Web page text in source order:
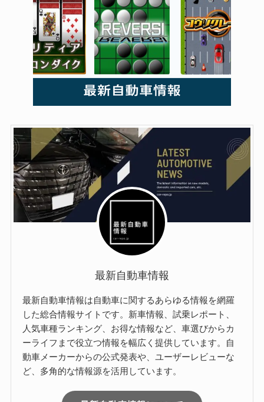
最新自動車情報
最新自動車情報は自動車に関するあらゆる情報を網羅
した総合情報サイトです。新車情報、試乗レポート、
人気車種ランキング、お得な情報など、車選びからカ
ーライフまで役立つ情報を幅広く提供しています。自
動車メーカーからの公式発表や、ユーザーレビューな
ど、多角的な情報源を活用しています。